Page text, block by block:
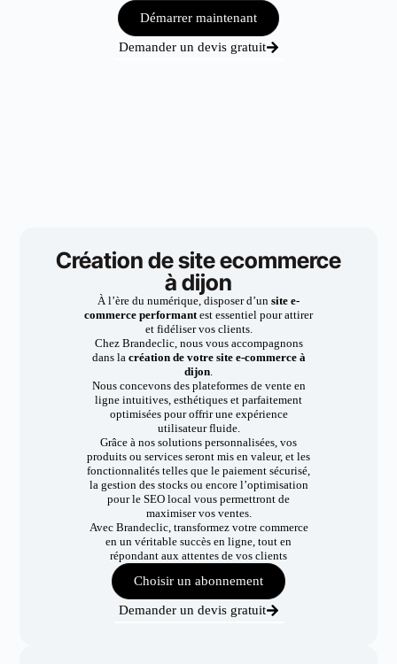
Démarrer maintenant
Demander un devis gratuit
Création de site ecommerce
à dijon
À l’ère du numérique, disposer d’un site e-
commerce performantest essentiel pour attirer
et fidéliser vos clients.
Chez Brandeclic, nous vous accompagnons
dans la création de votre site e-commerce à
dijon.
Nous concevons des plateformes de vente en
ligne intuitives, esthétiques et parfaitement
optimisées pour offrir une expérience
utilisateur fluide.
Grâce à nos solutions personnalisées, vos
produits ou services seront mis en valeur, et les
fonctionnalités telles que le paiement sécurisé,
la gestion des stocks ou encore l’optimisation
pour le SEO local vous permettront de
maximiser vos ventes.
Avec Brandeclic, transformez votre commerce
en un véritable succès en ligne, tout en
répondant aux attentes de vos clients
Choisir un abonnement
Demander un devis gratuit